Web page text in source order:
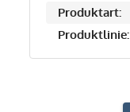
Produktart:
Produktlinie: